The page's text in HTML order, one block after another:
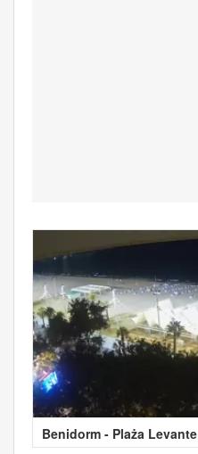
Benidorm - Plaża Levante